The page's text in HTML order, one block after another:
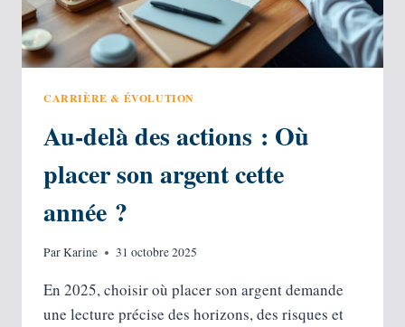
CARRIÈRE & ÉVOLUTION
Au-delà des actions : Où
placer son argent cette
année ?
ParKarine 31 octobre 2025
En 2025, choisir où placer son argent demande
une lecture précise des horizons, des risques et